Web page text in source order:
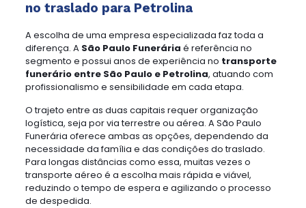
no traslado para Petrolina
A escolha de uma empresa especializada faz toda a
diferença. A São Paulo Funerária é referência no
segmento e possui anos de experiência no transporte
funerário entre São Paulo e Petrolina, atuando com
profissionalismo e sensibilidade em cada etapa.
O trajeto entre as duas capitais requer organização
logística, seja por via terrestre ou aérea. A São Paulo
Funerária oferece ambas as opções, dependendo da
necessidade da família e das condições do traslado.
Para longas distâncias como essa, muitas vezes o
transporte aéreo é a escolha mais rápida e viável,
reduzindo o tempo de espera e agilizando o processo
de despedida.